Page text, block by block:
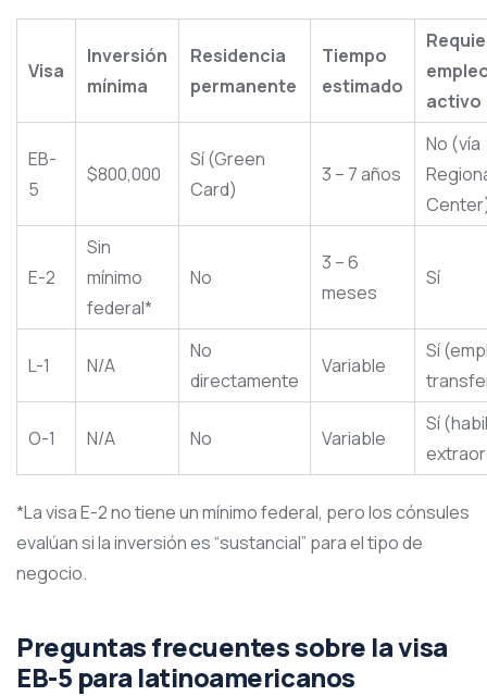
Visa
Inversión
mínima
Residencia
permanente
Tiempo
estimado
activo
EB-
5
$800,000
Sí (Green
Card)
3 – 7 años
No (vía
E-2
Sin
mínimo
federal*
No
3 – 6
meses
Sí
L-1 N/A
No
directamente
Variable
Sí
O-1 N/A No Variable
Sí
*La visa E-2 no tiene un mínimo federal, pero los cónsules
evalúan si la inversión es “sustancial” para el tipo de
negocio.
Preguntas frecuentes sobre la visa
EB-5 para latinoamericanos